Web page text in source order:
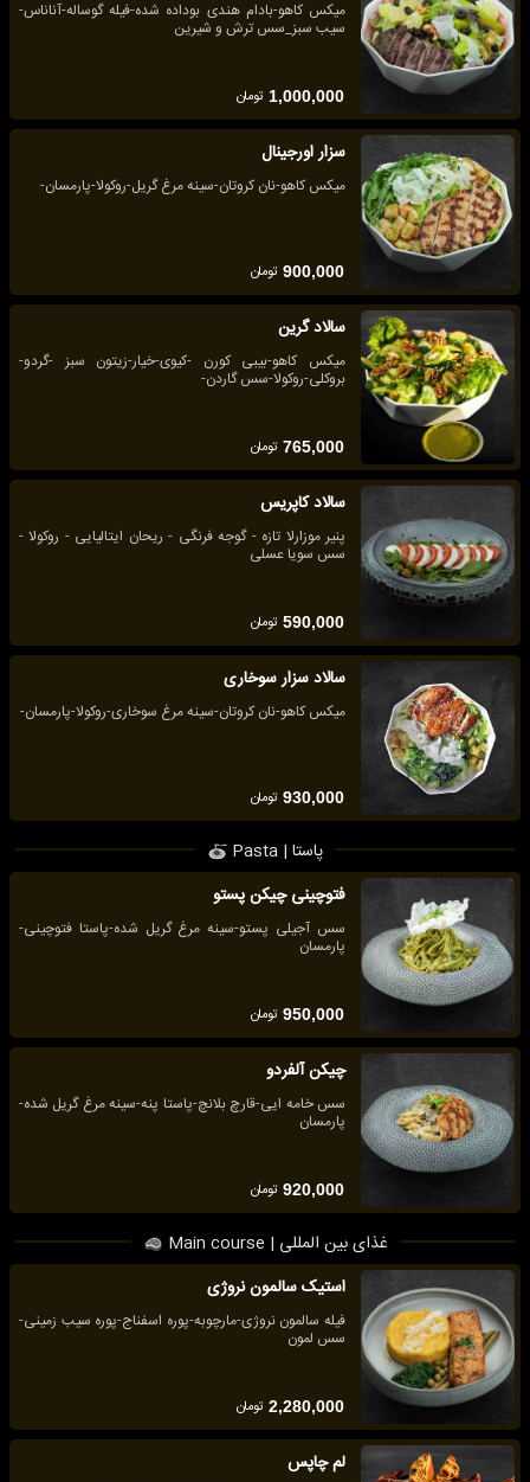
میکس کاهو-بادام هندی بوداده شده-فیله گوساله-آناناس-
سیب سبز_سس ترش و شیرین
1,000,000 تومان
سزار اورجینال
میکس کاهو-نان کروتان-سینه مرغ گریل-روکولا-پارمسان-
900,000 تومان
سالاد گرین
میکس کاهو-بیبی کورن -کیوی-خیار-زیتون سبز -گردو-
بروکلی-روکولا-سس گاردن-
765,000 تومان
سالاد کاپریس
پنیر موزارلا تازه - گوجه فرنگی - ریحان ایتالیایی - روکولا -
سس سویا عسلی
590,000 تومان
سالاد سزار سوخاری
میکس کاهو-نان کروتان-سینه مرغ سوخاری-روکولا-پارمسان-
930,000 تومان
پاستا | Pasta
فتوچینی چیکن پستو
سس آجیلی پستو-سینه مرغ گریل شده-پاستا فتوچینی-
پارمسان
950,000 تومان
چیکن آلفردو
سس خامه ایی-قارچ بلانچ-پاستا پنه-سینه مرغ گریل شده-
پارمسان
920,000 تومان
غذای بین المللی | Main course
استیک سالمون نروژی
فیله سالمون نروژی-مارچوبه-پوره اسفناج-پوره سیب زمینی-
سس لمون
2,280,000 تومان
لم چاپس